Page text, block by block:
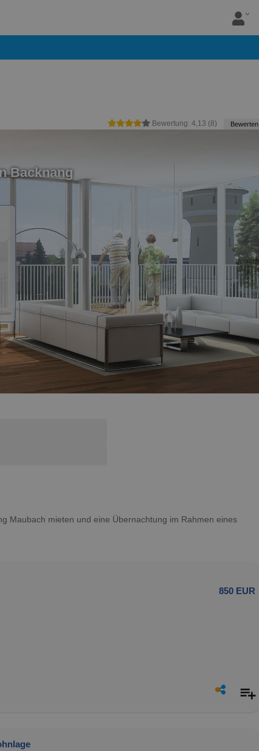
Bewertung: 4,13 (8) Bewerten
Backnang
Maubach mieten und eine Übernachtung im Rahmen eines
850 EUR